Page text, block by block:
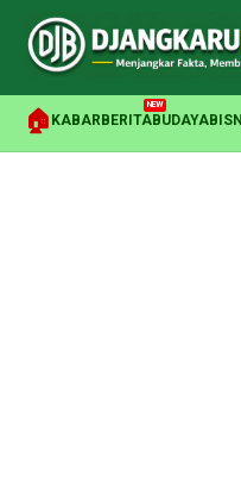
🏠 KABAR BERITA
NEW
BUDAYA